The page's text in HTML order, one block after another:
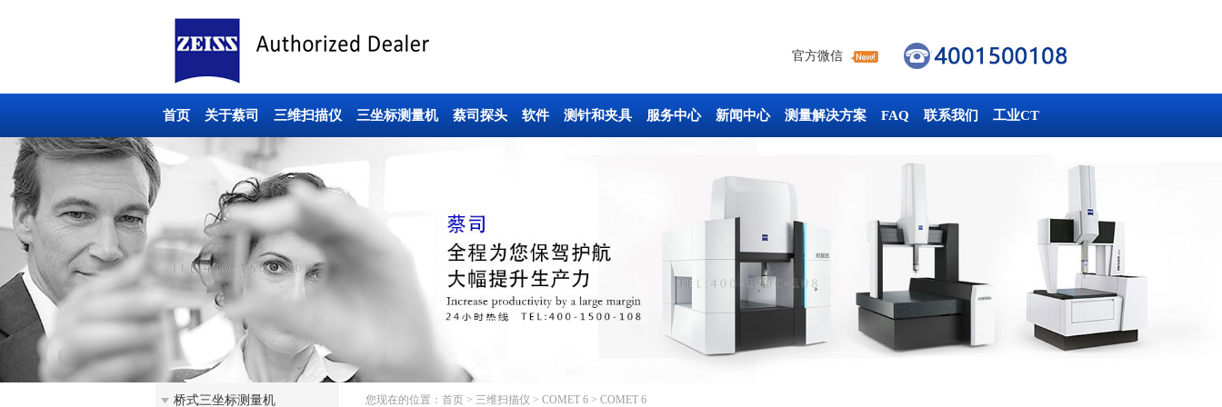
官方微信
首页 关于蔡司 三维扫描仪 三坐标测量机 蔡司探头 软件 测针和夹具 服务中心 新闻中心 测量解决方案 FAQ 联系我们 工业CT
桥式三坐标测量机 您现在的位置： 首页 > 三维扫描仪 > COMET 6 > COMET 6